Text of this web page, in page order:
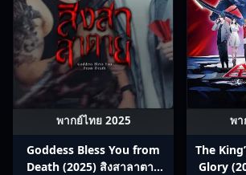
พากย์ไทย 2025
Goddess Bless You from
Death (2025) สิงสาลาตาย
พา
The
Glory